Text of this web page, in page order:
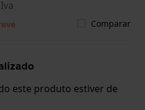
Comparar
este produto estiver de